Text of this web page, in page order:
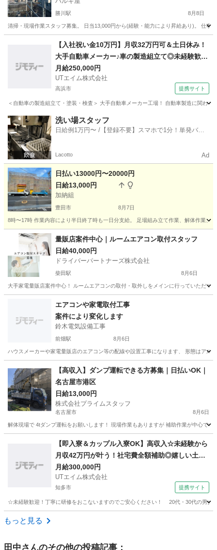
勝川駅 8月8日
清掃・現場作業スタッフ募集。 日当13,000円から(経験・能力により昇給あり)。 仕
勝川駅 その他
【入社祝い金10万円】月収32万円可＆土日休み！
大手自動車メーカー♪車の製造組立て◎未経験歓
迎！若手ミドル男性活躍中♪【社宅費全額補助】＜
愛知県岡崎市＞
月給250,000円
UTエイム株式会社
高浜市 提携サイト
＜自動車の製造組立て・塗装・検査＞ 大手自動車メーカー工場！ 自動車製造に関
愛知 高浜市 大工
洗い場スタッフ
日給例1万円〜 /【登録不要】スマホで1分！単発バイ
Lacotto Ad
日払い13000円〜20000円
日給13,000円
加納組
豊田市 8月7日
8時〜17時 作業内容により半日終了時も一日分支給。 足場組み立て作業、解体作業
愛知 豊田市 鳶職 一日
量販店案件中心｜ルームエアコン取付スタッフ
日給40,000円
ドライバーパートナーズ株式会社
柴田駅 8月6日
大手家電量販店案件中心！ ルームエアコンの取付・取外しをメインに行っていただ
その他 量販店
エアコンや家電取付工事
案件により変化します
鈴木電気設備工事
前畑駅 8月6日
ハウスメーカーや家電量販店のエアコン等の配線や設置工事になります、 形態はア
前畑駅 その他
【高収入】ダンプ運転できる方募集｜日払いOK｜
名古屋市港区
日給13,000円
株式会社プライムスタッフ
名古屋市 8月6日
解体現場で 4tダンプ運転をお願いします！ 現場作業もありますが 補助作業が中心です
建築 期間限定
【即入寮＆カップル入寮OK】高収入☆未経験から
月収42万円が叶う！社宅費全額補助◎嬉しい土日
休み！20代30代若手活躍中♪メーカーへの直接雇
用のチャンスあり♪【自動車の製造加工・塗装】＜
愛知県大府市＞
月給300,000円
UTエイム株式会社
知多市 提携サイト
☆未経験歓迎！丁寧に研修をおこないますのでご安心ください！ 20代・30代の男
愛知 知多市
もっと見る
田中さんのその他の投稿記事：